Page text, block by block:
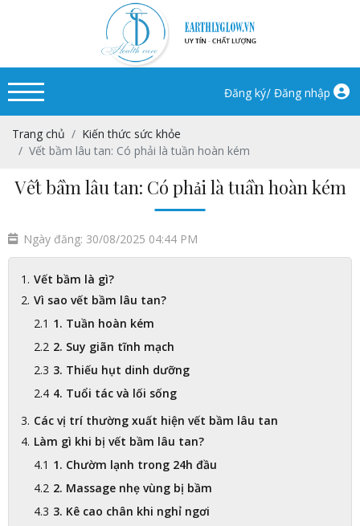
Đăng ký/ Đăng nhập
Trang chủ
Kiến thức sức khỏe
Vết bầm lâu tan: Có phải là tuần hoàn kém
Vết bầm lâu tan: Có phải là tuần hoàn kém
Ngày đăng: 30/08/2025 04:44 PM
Vết bầm là gì?
Vì sao vết bầm lâu tan?
1. Tuần hoàn kém
2. Suy giãn tĩnh mạch
3. Thiếu hụt dinh dưỡng
4. Tuổi tác và lối sống
Các vị trí thường xuất hiện vết bầm lâu tan
Làm gì khi bị vết bầm lâu tan?
1. Chườm lạnh trong 24h đầu
2. Massage nhẹ vùng bị bầm
3. Kê cao chân khi nghỉ ngơi